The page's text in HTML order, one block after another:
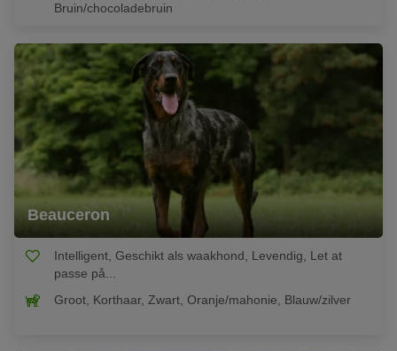
Bruin/chocoladebruin
Beauceron
Intelligent, Geschikt als waakhond, Levendig, Let at
passe på...
Groot, Korthaar, Zwart, Oranje/mahonie, Blauw/zilver